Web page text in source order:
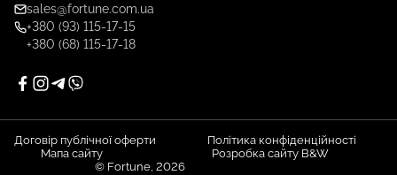
sales@fortune.com.ua
+380 (93) 115-17-15
+380 (68) 115-17-18
Договір публічної оферти
Політика конфіденційності
Мапа сайту
Розробка сайту B&W
© Fortune, 2026